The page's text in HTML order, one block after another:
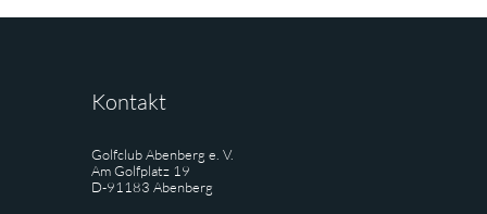
Kontakt
Golfclub Abenberg e. V.
Am Golfplatz 19
D-91183 Abenberg